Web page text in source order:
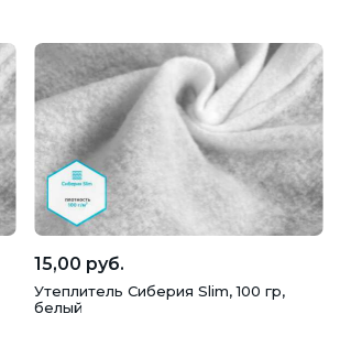
15,00 руб.
Утеплитель Сиберия Slim, 100 гр,
белый